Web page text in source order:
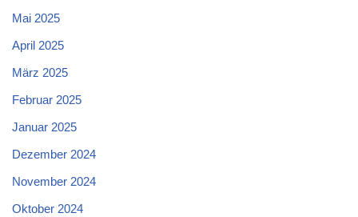
Mai 2025
April 2025
März 2025
Februar 2025
Januar 2025
Dezember 2024
November 2024
Oktober 2024